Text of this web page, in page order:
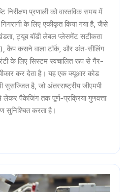
निरीक्षण प्रणाली को वास्तविक समय में
निगरानी के लिए एकीकृत किया गया है, जैसे
ट्यूब बॉडी लेबल प्लेसमेंट सटीकता
कैप कसने वाला टॉर्क, और अंत-सीलिंग
के लिए सिस्टम स्वचालित रूप से गैर-
कर देता है। यह एक क्यूआर कोड
सुसज्जित है, जो अंतरराष्ट्रीय जीएमपी
पैकेजिंग तक पूर्ण-प्रक्रिया गुणवत्ता
सुनिश्चित करता है।